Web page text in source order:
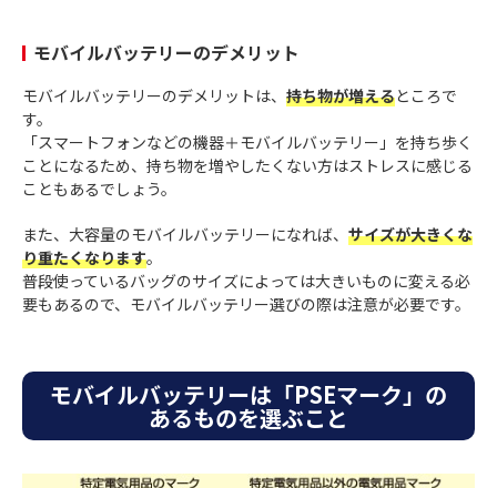
モバイルバッテリーのデメリット
モバイルバッテリーのデメリットは、 持ち物が増えるところで
す。
「スマートフォンなどの機器＋モバイルバッテリー」を持ち歩く
ことになるため、持ち物を増やしたくない方はストレスに感じる
こともあるでしょう。
また、大容量のモバイルバッテリーになれば、 サイズが大きくな
り重たくなります。
普段使っているバッグのサイズによっては大きいものに変える必
要もあるので、モバイルバッテリー選びの際は注意が必要です。
モバイルバッテリーは「PSEマーク」の
あるものを選ぶこと